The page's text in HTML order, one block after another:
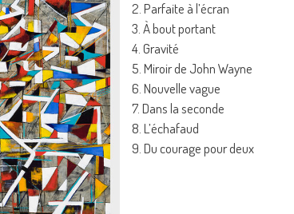
2. Parfaite à l’écran
3. À bout portant
4. Gravité
5. Miroir de John Wayne
6. Nouvelle vague
7. Dans la seconde
8. L’échafaud
9. Du courage pour deux